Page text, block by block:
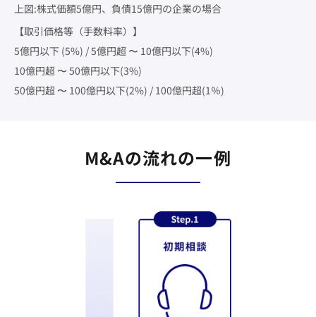
上図:株式価額5億円、負債15億円の企業の場合
【取引価格等（手数料率）】
5億円以下 (5%) / 5億円超 〜 10億円以下(4%)
10億円超 〜 50億円以下(3%)
50億円超 〜 100億円以下(2%) / 100億円超(1％)
M&Aの流れの一例